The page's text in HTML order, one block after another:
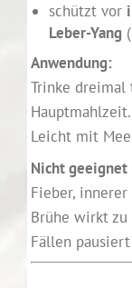
schützt vor
Leber-Yang
Anwendung:
Trinke dreimal
Hauptmahlzeit.
Leicht mit
Nicht geeignet
Fieber,
Brühe wirkt
Fällen